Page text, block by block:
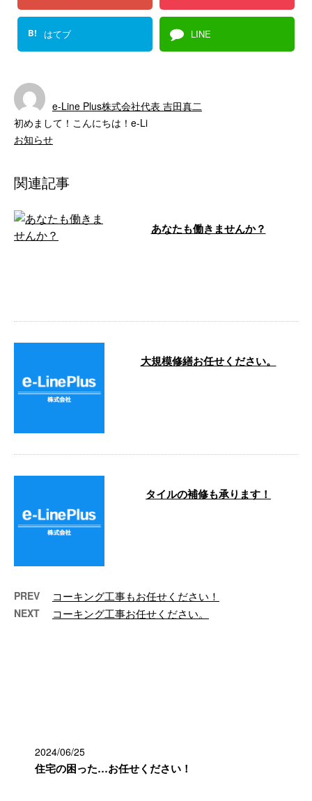
B! はてブ LINE
e-Line Plus株式会社代表 吉田真二
初めまして！こんにちは！e-Li
お知らせ
関連記事
あなたも働きませんか？
大規模修繕お任せください。
タイルの補修も承ります！
PREV コーキング工事もお任せください！
NEXT コーキング工事お任せください。
2024/06/25
住宅の困った…お任せください！